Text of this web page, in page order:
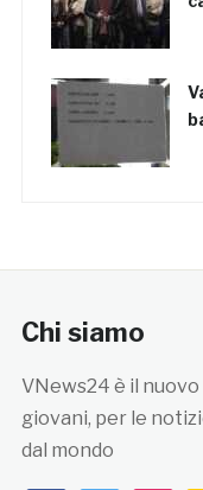
Chi siamo
VNews24 è il
giovani, per le
dal mondo